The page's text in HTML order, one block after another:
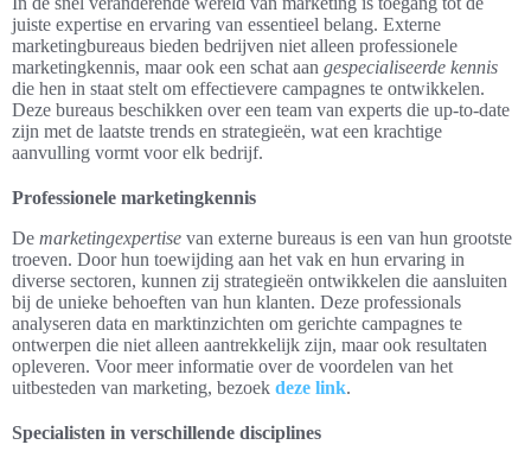
juiste expertise en ervaring van essentieel belang. Externe
marketingbureaus bieden bedrijven niet alleen professionele
marketingkennis, maar ook een schat aan gespecialiseerde kennis
die hen in staat stelt om effectievere campagnes te ontwikkelen.
Deze bureaus beschikken over een team van experts die up-to-date
zijn met de laatste trends en strategieën, wat een krachtige
aanvulling vormt voor elk bedrijf.
Professionele marketingkennis
De marketingexpertise van externe bureaus is een van hun grootste
troeven. Door hun toewijding aan het vak en hun ervaring in
diverse sectoren, kunnen zij strategieën ontwikkelen die aansluiten
bij de unieke behoeften van hun klanten. Deze professionals
analyseren data en marktinzichten om gerichte campagnes te
ontwerpen die niet alleen aantrekkelijk zijn, maar ook resultaten
opleveren. Voor meer informatie over de voordelen van het
uitbesteden van marketing, bezoek deze link.
Specialisten in verschillende disciplines